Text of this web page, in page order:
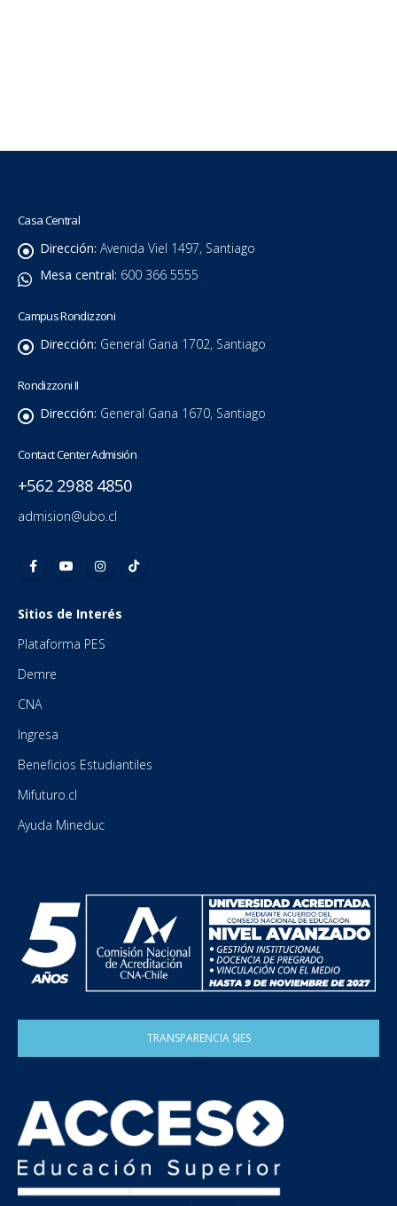
Casa Central
Dirección: Avenida Viel 1497, Santiago
Mesa central: 600 366 5555
Campus Rondizzoni
Dirección: General Gana 1702, Santiago
Rondizzoni II
Dirección: General Gana 1670, Santiago
Contact Center Admisión
+562 2988 4850
admision@ubo.cl
Sitios de Interés
Plataforma PES
Demre
CNA
Ingresa
Beneficios Estudiantiles
Mifuturo.cl
Ayuda Mineduc
TRANSPARENCIA SIES